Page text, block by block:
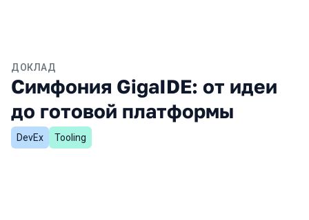
ДОКЛАД
Симфония GigaIDE: от идеи
до готовой платформы
DevEx Tooling